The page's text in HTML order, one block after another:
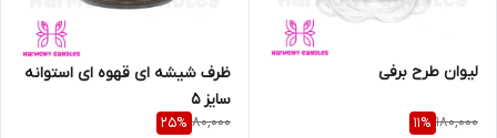
لیوان طرح برفی
180,000
11%
ظرف شیشه ای قهوه ای استوانه
سایز 5
80,000
25%